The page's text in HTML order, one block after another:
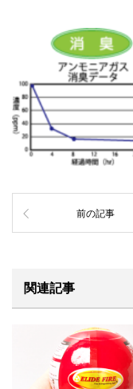
前の記事
関連記事